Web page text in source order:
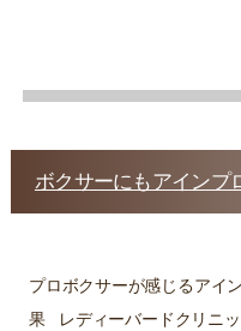
ボクサーにもアインプ
プロボクサーが感じるアイ
果 レディーバードクリニ